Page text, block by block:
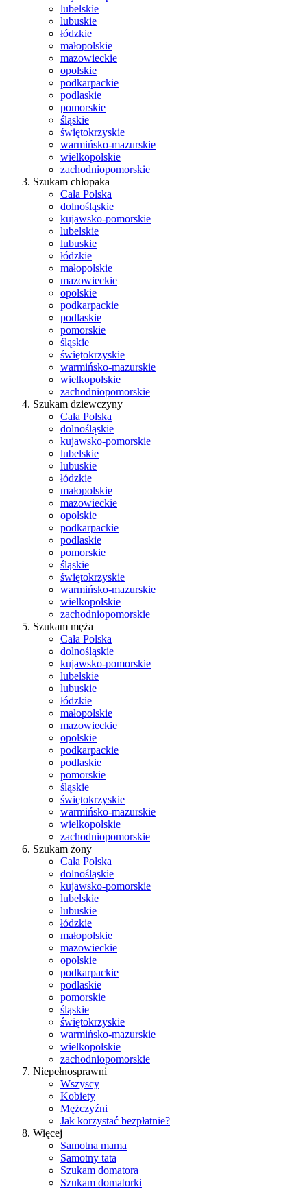
lubelskie
lubuskie
łódzkie
małopolskie
mazowieckie
opolskie
podkarpackie
podlaskie
pomorskie
śląskie
świętokrzyskie
warmińsko-mazurskie
wielkopolskie
zachodniopomorskie
Szukam chłopaka
Cała Polska
dolnośląskie
kujawsko-pomorskie
lubelskie
lubuskie
łódzkie
małopolskie
mazowieckie
opolskie
podkarpackie
podlaskie
pomorskie
śląskie
świętokrzyskie
warmińsko-mazurskie
wielkopolskie
zachodniopomorskie
Szukam dziewczyny
Cała Polska
dolnośląskie
kujawsko-pomorskie
lubelskie
lubuskie
łódzkie
małopolskie
mazowieckie
opolskie
podkarpackie
podlaskie
pomorskie
śląskie
świętokrzyskie
warmińsko-mazurskie
wielkopolskie
zachodniopomorskie
Szukam męża
Cała Polska
dolnośląskie
kujawsko-pomorskie
lubelskie
lubuskie
łódzkie
małopolskie
mazowieckie
opolskie
podkarpackie
podlaskie
pomorskie
śląskie
świętokrzyskie
warmińsko-mazurskie
wielkopolskie
zachodniopomorskie
Szukam żony
Cała Polska
dolnośląskie
kujawsko-pomorskie
lubelskie
lubuskie
łódzkie
małopolskie
mazowieckie
opolskie
podkarpackie
podlaskie
pomorskie
śląskie
świętokrzyskie
warmińsko-mazurskie
wielkopolskie
zachodniopomorskie
Niepełnosprawni
Wszyscy
Kobiety
Mężczyźni
Jak korzystać bezpłatnie?
Więcej
Samotna mama
Samotny tata
Szukam domatora
Szukam domatorki